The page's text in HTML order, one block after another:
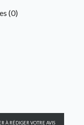
(0)
À RÉDIGER VOTRE AVIS